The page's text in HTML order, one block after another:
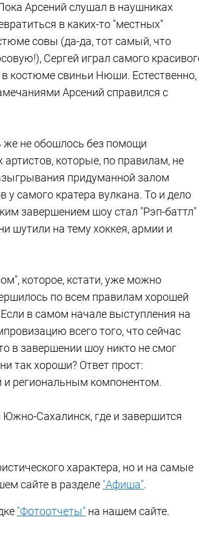
Арсений слушал в наушниках
в каких-то "местных"
совы (да-да, тот самый, что
Сергей играл самого
костюме свиньи Нюши. Естественно,
Арсений справился с
не обошлось без помощи
которые, по правилам, не
придуманной залом
у самого кратера вулкана. То и дело
завершением шоу стал "Рэп-баттл"
шутили на тему хоккея, армии и
которое, кстати, уже можно
по всем правилам хорошей
в самом начале выступления на
всего того, что сейчас
в завершении шоу никто не смог
так хороши? Ответ прост:
и региональным компонентом.
Сахалинск, где и завершится
характера, но и на самые
сайте в разделе "Афиша".
"Фотоотчеты" на нашем сайте.